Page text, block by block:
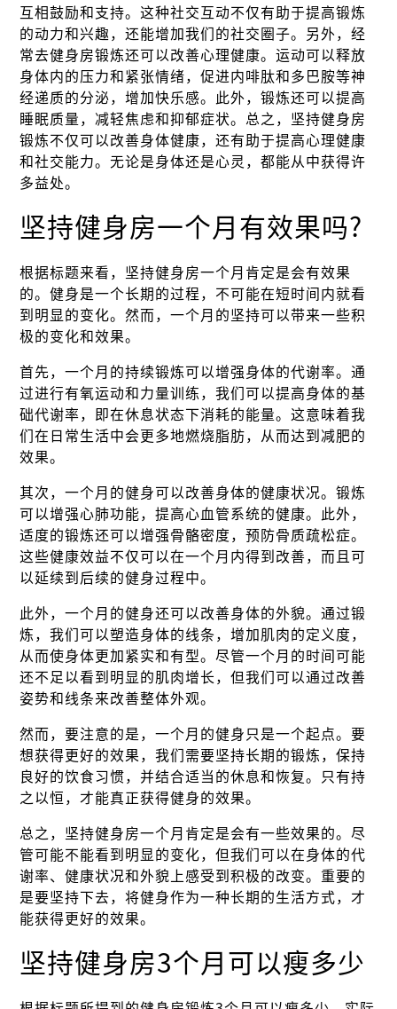
互相鼓励和支持。这种社交互动不仅有助于提高锻炼
的动力和兴趣，还能增加我们的社交圈子。另外，经
常去健身房锻炼还可以改善心理健康。运动可以释放
身体内的压力和紧张情绪，促进内啡肽和多巴胺等神
经递质的分泌，增加快乐感。此外，锻炼还可以提高
睡眠质量，减轻焦虑和抑郁症状。总之，坚持健身房
锻炼不仅可以改善身体健康，还有助于提高心理健康
和社交能力。无论是身体还是心灵，都能从中获得许
多益处。
坚持健身房一个月有效果吗?
根据标题来看，坚持健身房一个月肯定是会有效果
的。健身是一个长期的过程，不可能在短时间内就看
到明显的变化。然而，一个月的坚持可以带来一些积
极的变化和效果。
首先，一个月的持续锻炼可以增强身体的代谢率。通
过进行有氧运动和力量训练，我们可以提高身体的基
础代谢率，即在休息状态下消耗的能量。这意味着我
们在日常生活中会更多地燃烧脂肪，从而达到减肥的
效果。
其次，一个月的健身可以改善身体的健康状况。锻炼
可以增强心肺功能，提高心血管系统的健康。此外，
适度的锻炼还可以增强骨骼密度，预防骨质疏松症。
这些健康效益不仅可以在一个月内得到改善，而且可
以延续到后续的健身过程中。
此外，一个月的健身还可以改善身体的外貌。通过锻
炼，我们可以塑造身体的线条，增加肌肉的定义度，
从而使身体更加紧实和有型。尽管一个月的时间可能
还不足以看到明显的肌肉增长，但我们可以通过改善
姿势和线条来改善整体外观。
然而，要注意的是，一个月的健身只是一个起点。要
想获得更好的效果，我们需要坚持长期的锻炼，保持
良好的饮食习惯，并结合适当的休息和恢复。只有持
之以恒，才能真正获得健身的效果。
总之，坚持健身房一个月肯定是会有一些效果的。尽
管可能不能看到明显的变化，但我们可以在身体的代
谢率、健康状况和外貌上感受到积极的改变。重要的
是要坚持下去，将健身作为一种长期的生活方式，才
能获得更好的效果。
坚持健身房3个月可以瘦多少